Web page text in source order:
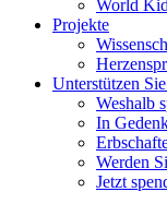
World
Projekte
Unterstützen
Weshalb
In
Werden
Jetzt